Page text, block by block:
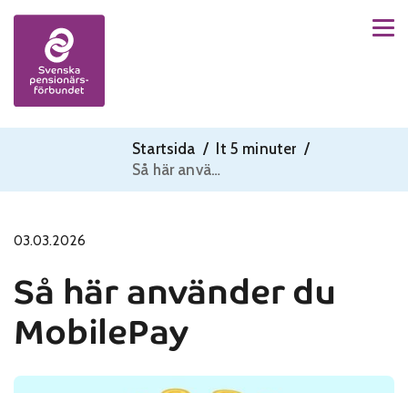
Skip to content
Startsida / It 5 minuter /
Så här använder du MobilePay
03.03.2026
Så här använder du
MobilePay